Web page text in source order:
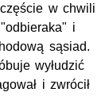
w chwili
i
sąsiad.
wyłudzić
i zwrócił